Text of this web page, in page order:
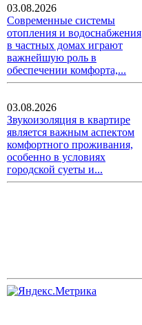
03.08.2026
Современные системы
отопления и водоснабжения
в частных домах играют
важнейшую роль в
обеспечении комфорта,...
03.08.2026
Звукоизоляция в квартире
является важным аспектом
комфортного проживания,
особенно в условиях
городской суеты и...